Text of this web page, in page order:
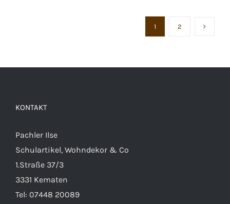
1 2
KONTAKT
Pachler Ilse
Schulartikel, Wohndekor & Co
1.Straße 37/3
3331 Kematen
Tel: 07448 20089